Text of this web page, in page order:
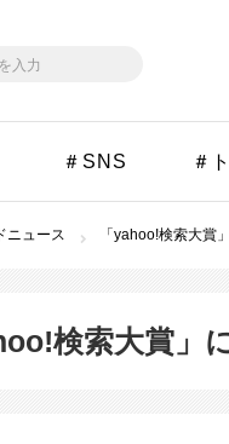
＃SNS ＃
ニュース 「yahoo!検索大賞
検索大賞」